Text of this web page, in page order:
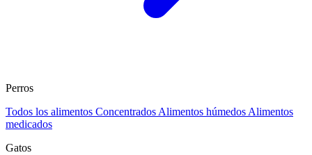
Perros
Todos los alimentos Concentrados Alimentos húmedos Alimentos
medicados
Gatos